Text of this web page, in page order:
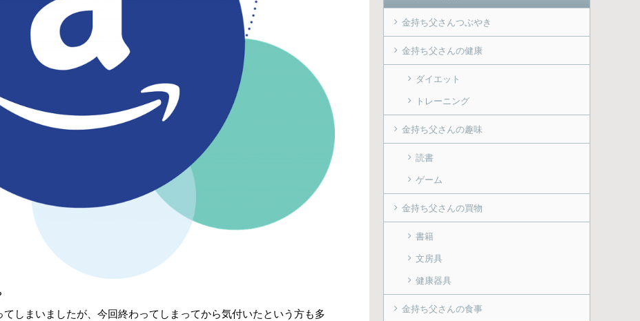
しまいましたが、今回終わってしまってから気付いたという方も多
金持ち父さんつぶやき
金持ち父さんの健康
ダイエット
トレーニング
金持ち父さんの趣味
読書
ゲーム
金持ち父さんの買物
書籍
文房具
健康器具
金持ち父さんの食事